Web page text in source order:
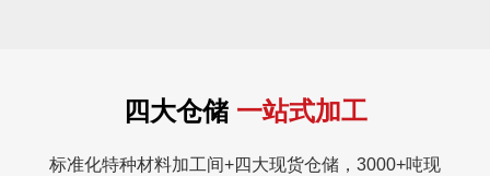
四大仓储 一站式加工
标准化特种材料加工间+四大现货仓储，3000+吨现